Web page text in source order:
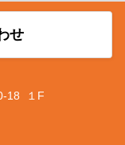
せ
18 １F